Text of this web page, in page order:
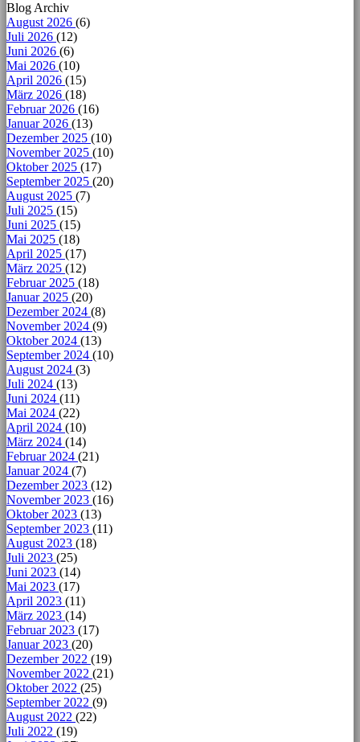
Blog Archiv
August 2026 (6)
Juli 2026 (12)
Juni 2026 (6)
Mai 2026 (10)
April 2026 (15)
März 2026 (18)
Februar 2026 (16)
Januar 2026 (13)
Dezember 2025 (10)
November 2025 (10)
Oktober 2025 (17)
September 2025 (20)
August 2025 (7)
Juli 2025 (15)
Juni 2025 (15)
Mai 2025 (18)
April 2025 (17)
März 2025 (12)
Februar 2025 (18)
Januar 2025 (20)
Dezember 2024 (8)
November 2024 (9)
Oktober 2024 (13)
September 2024 (10)
August 2024 (3)
Juli 2024 (13)
Juni 2024 (11)
Mai 2024 (22)
April 2024 (10)
März 2024 (14)
Februar 2024 (21)
Januar 2024 (7)
Dezember 2023 (12)
November 2023 (16)
Oktober 2023 (13)
September 2023 (11)
August 2023 (18)
Juli 2023 (25)
Juni 2023 (14)
Mai 2023 (17)
April 2023 (11)
März 2023 (14)
Februar 2023 (17)
Januar 2023 (20)
Dezember 2022 (19)
November 2022 (21)
Oktober 2022 (25)
September 2022 (9)
August 2022 (22)
Juli 2022 (19)